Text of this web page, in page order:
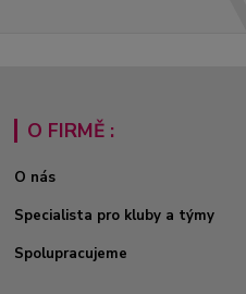
O FIRMĚ :
O nás
Specialista pro kluby a týmy
Spolupracujeme